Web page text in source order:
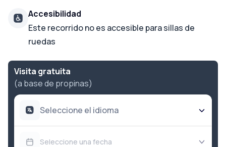
Accesibilidad
Este recorrido no es accesible para sillas de
ruedas
Visita gratuita
(a base de propinas)
Seleccione el idioma
Seleccione una fecha